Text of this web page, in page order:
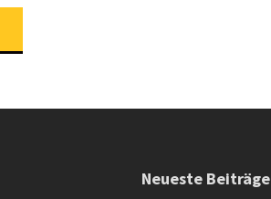
Neueste Beiträge